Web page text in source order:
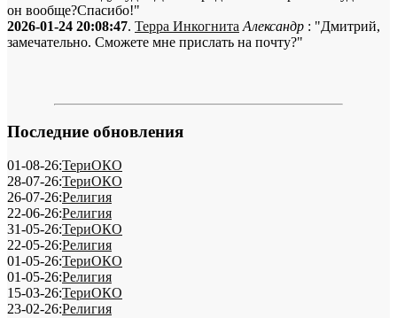
он вообще?Спасибо!"
2026-01-24 20:08:47. Терра Инкогнита Александр : "Дмитрий,
замечательно. Сможете мне прислать на почту?"
Последние обновления
01-08-26:ТериОКО
28-07-26:ТериОКО
26-07-26:Религия
22-06-26:Религия
31-05-26:ТериОКО
22-05-26:Религия
01-05-26:ТериОКО
01-05-26:Религия
15-03-26:ТериОКО
23-02-26:Религия